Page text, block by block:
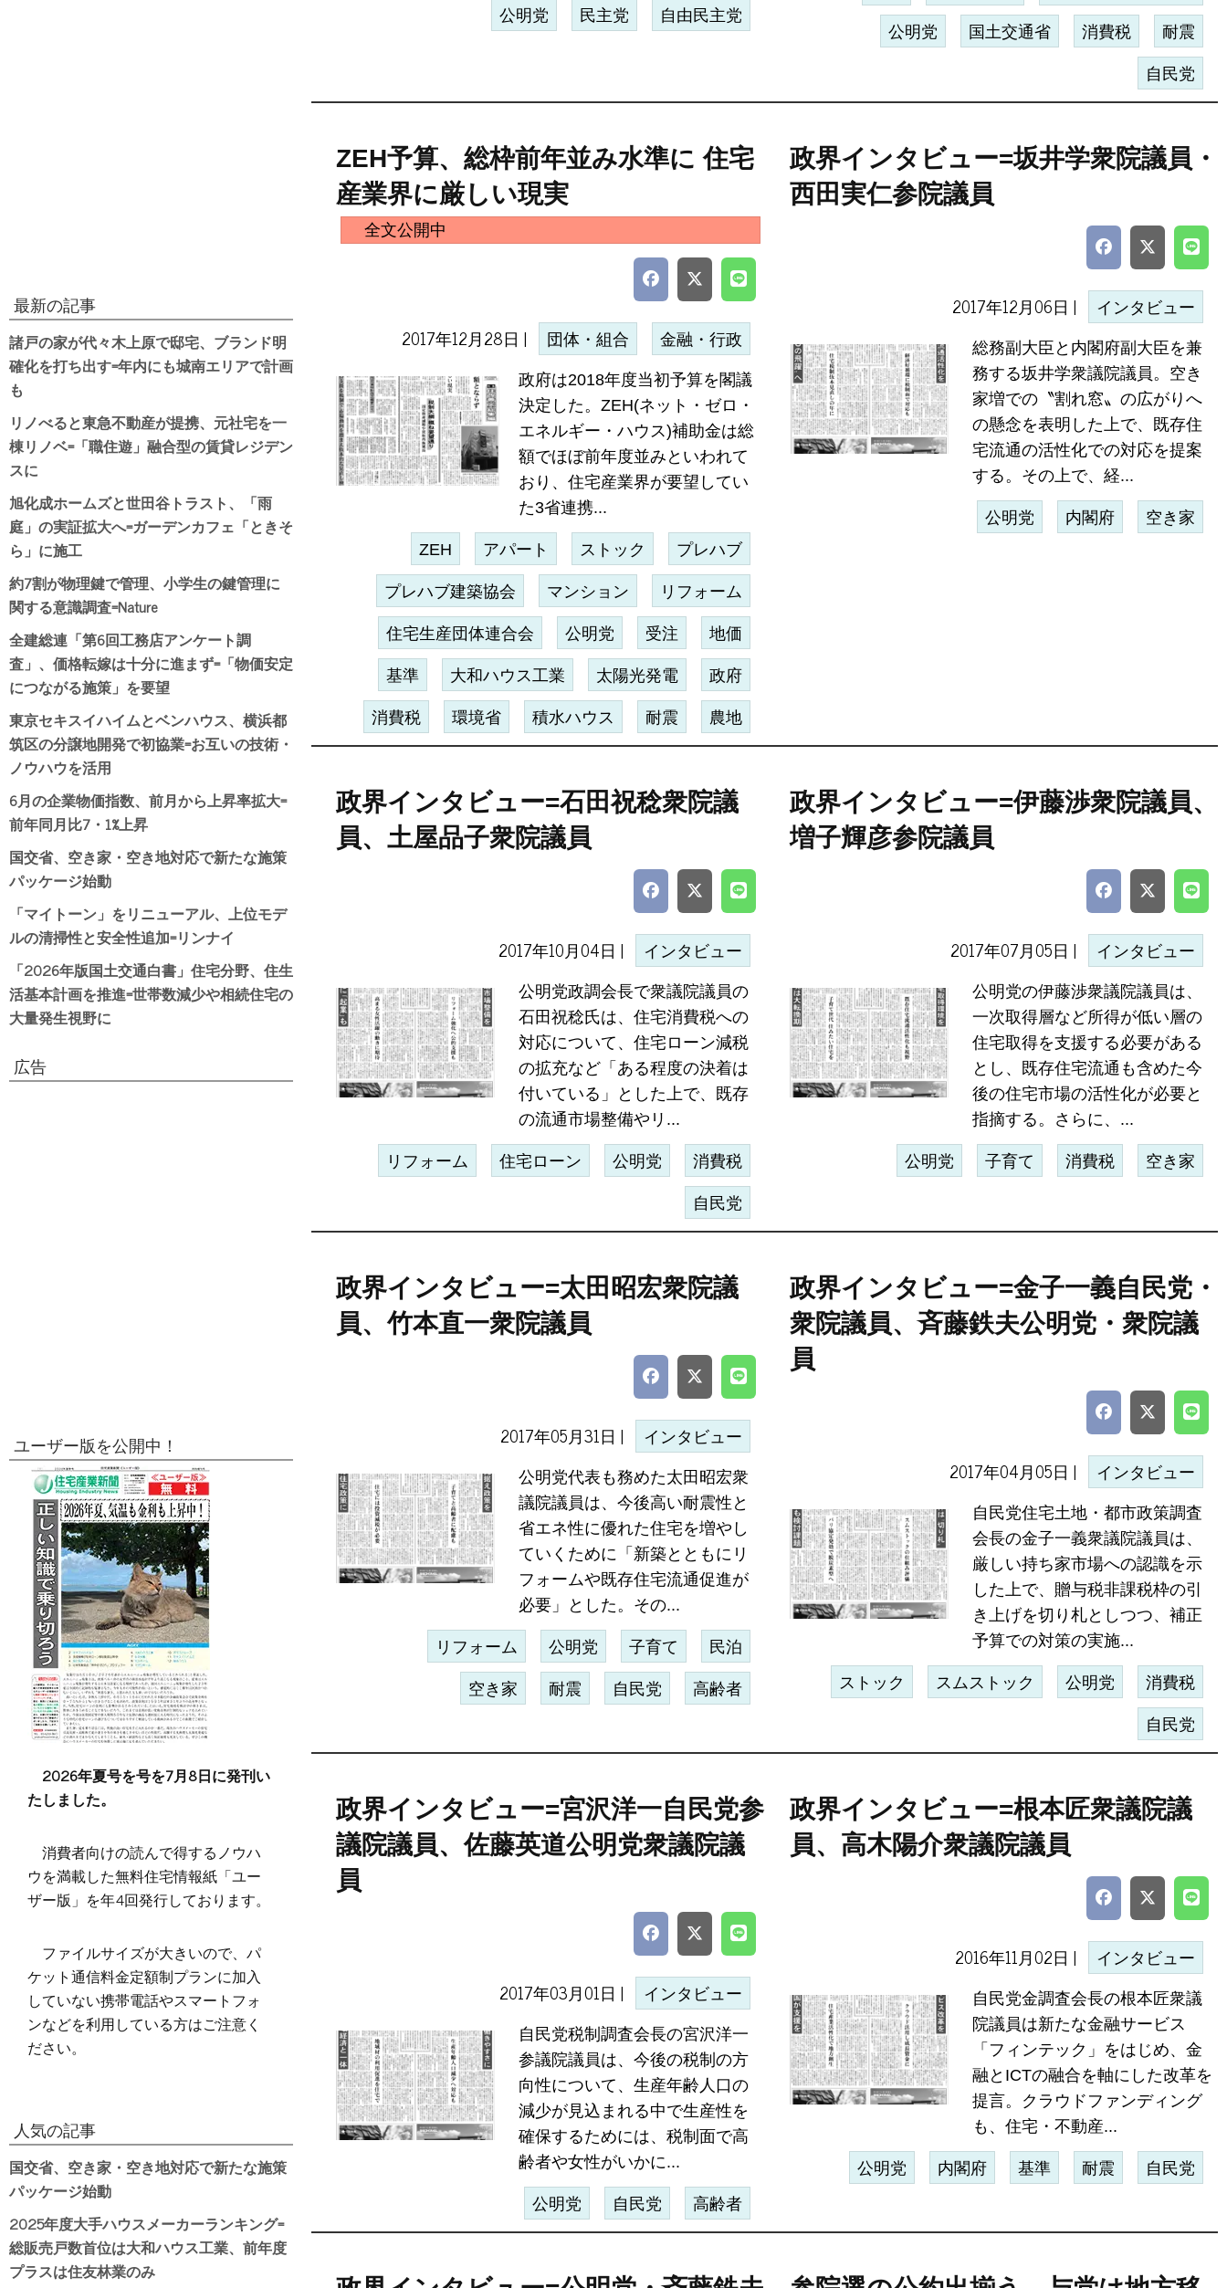
公明党 民主党 自由民主党
公明党 国土交通省 消費税 耐震
自民党
ZEH予算、総枠前年並み水準に 住宅
産業界に厳しい現実
全文公開中
2017年12月28日 | 団体・組合 金融・行政
政府は2018年度当初予算を閣議
決定した。ZEH(ネット・ゼロ・
エネルギー・ハウス)補助金は総
額でほぼ前年度並みといわれて
おり、住宅産業界が要望してい
た3省連携...
ZEH アパート ストック プレハブ
プレハブ建築協会 マンション リフォーム
住宅生産団体連合会 公明党 受注 地価
基準 大和ハウス工業 太陽光発電 政府
消費税 環境省 積水ハウス 耐震 農地
政界インタビュー=坂井学衆院議員・
西田実仁参院議員
2017年12月06日 | インタビュー
総務副大臣と内閣府副大臣を兼
務する坂井学衆議院議員。空き
家増での〝割れ窓〟の広がりへ
の懸念を表明した上で、既存住
宅流通の活性化での対応を提案
する。その上で、経...
公明党 内閣府 空き家
政界インタビュー=石田祝稔衆院議
員、土屋品子衆院議員
2017年10月04日 | インタビュー
公明党政調会長で衆議院議員の
石田祝稔氏は、住宅消費税への
対応について、住宅ローン減税
の拡充など「ある程度の決着は
付いている」とした上で、既存
の流通市場整備やリ...
リフォーム 住宅ローン 公明党 消費税
自民党
政界インタビュー=伊藤渉衆院議員、
増子輝彦参院議員
2017年07月05日 | インタビュー
公明党の伊藤渉衆議院議員は、
一次取得層など所得が低い層の
住宅取得を支援する必要がある
とし、既存住宅流通も含めた今
後の住宅市場の活性化が必要と
指摘する。さらに、...
公明党 子育て 消費税 空き家
政界インタビュー=太田昭宏衆院議
員、竹本直一衆院議員
2017年05月31日 | インタビュー
公明党代表も務めた太田昭宏衆
議院議員は、今後高い耐震性と
省エネ性に優れた住宅を増やし
ていくために「新築とともにリ
フォームや既存住宅流通促進が
必要」とした。その...
リフォーム 公明党 子育て 民泊
空き家 耐震 自民党 高齢者
政界インタビュー=金子一義自民党・
衆院議員、斉藤鉄夫公明党・衆院議
員
2017年04月05日 | インタビュー
自民党住宅土地・都市政策調査
会長の金子一義衆議院議員は、
厳しい持ち家市場への認識を示
した上で、贈与税非課税枠の引
き上げを切り札としつつ、補正
予算での対策の実施...
ストック スムストック 公明党 消費税
自民党
政界インタビュー=宮沢洋一自民党参
議院議員、佐藤英道公明党衆議院議
員
2017年03月01日 | インタビュー
自民党税制調査会長の宮沢洋一
参議院議員は、今後の税制の方
向性について、生産年齢人口の
減少が見込まれる中で生産性を
確保するためには、税制面で高
齢者や女性がいかに...
公明党 自民党 高齢者
政界インタビュー=根本匠衆議院議
員、高木陽介衆議院議員
2016年11月02日 | インタビュー
自民党金調査会長の根本匠衆議
院議員は新たな金融サービス
「フィンテック」をはじめ、金
融とICTの融合を軸にした改革を
提言。クラウドファンディング
も、住宅・不動産...
公明党 内閣府 基準 耐震 自民党
最新の記事
諸戸の家が代々木上原で邸宅、ブランド明
確化を打ち出す=年内にも城南エリアで計画
も
リノべると東急不動産が提携、元社宅を一
棟リノベ=「職住遊」融合型の賃貸レジデン
スに
旭化成ホームズと世田谷トラスト、「雨
庭」の実証拡大へ=ガーデンカフェ「ときそ
ら」に施工
約7割が物理鍵で管理、小学生の鍵管理に
関する意識調査=Nature
全建総連「第6回工務店アンケート調
査」、価格転嫁は十分に進まず=「物価安定
につながる施策」を要望
東京セキスイハイムとベンハウス、横浜都
筑区の分譲地開発で初協業=お互いの技術・
ノウハウを活用
6月の企業物価指数、前月から上昇率拡大=
前年同月比7・1%上昇
国交省、空き家・空き地対応で新たな施策
パッケージ始動
「マイトーン」をリニューアル、上位モデ
ルの清掃性と安全性追加=リンナイ
「2026年版国土交通白書」住宅分野、住生
活基本計画を推進=世帯数減少や相続住宅の
大量発生視野に
広告
ユーザー版を公開中！
2026年夏号を号を7月8日に発刊い
たしました。
消費者向けの読んで得するノウハ
ウを満載した無料住宅情報紙「ユー
ザー版」を年4回発行しております。
ファイルサイズが大きいので、パ
ケット通信料金定額制プランに加入
していない携帯電話やスマートフォ
ンなどを利用している方はご注意く
ださい。
人気の記事
国交省、空き家・空き地対応で新たな施策
パッケージ始動
2025年度大手ハウスメーカーランキング=
総販売戸数首位は大和ハウス工業、前年度
プラスは住友林業のみ